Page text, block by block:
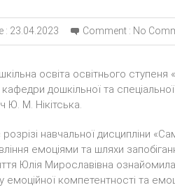
: 23.04.2023 Comment : No
освіта освітнього ступеня
дошкільної та
Ю. М. Нікітська.
навчальної дисципліни
емоціями та шляхи
Юлія Мирославівна ознайомила
компетентності та